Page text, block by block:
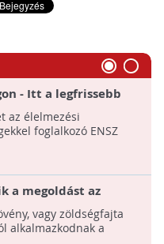
- Itt a legfrissebb
az élelmezési
foglalkozó ENSZ
a megoldást az
vagy zöldségfajta
alkalmazkodnak a